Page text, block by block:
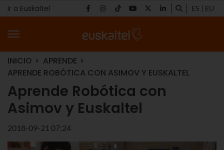
Ir a Euskaltel ES EU
INICIO
APRENDE
APRENDE ROBÓTICA CON ASIMOV Y EUSKALTEL
Aprende Robótica con
Asimov y Euskaltel
2018-09-21 07:24